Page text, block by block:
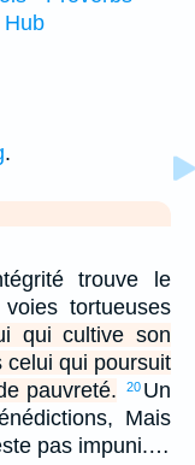
Hub
.
trouve le
tortueuses
qui cultive son
celui qui poursuit
pauvreté.
20 Un
Mais
pas impuni.…